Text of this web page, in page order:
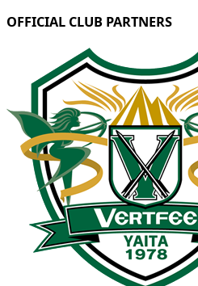
OFFICIAL CLUB PARTNERS